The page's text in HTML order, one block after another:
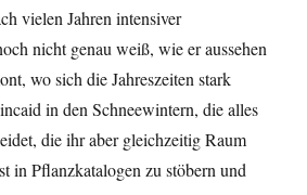
vielen Jahren intensiver
nicht genau weiß, wie er aussehen
wo sich die Jahreszeiten stark
in den Schneewintern, die alles
die ihr aber gleichzeitig Raum
in Pflanzkatalogen zu stöbern und